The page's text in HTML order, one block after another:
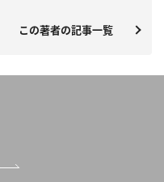
この著者の記事一覧